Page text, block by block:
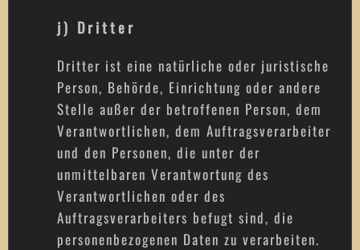
j) Dritter
Dritter ist eine natürliche oder juristische
Person, Behörde, Einrichtung oder andere
Stelle außer der betroffenen Person, dem
Verantwortlichen, dem Auftragsverarbeiter
und den Personen, die unter der
unmittelbaren Verantwortung des
Verantwortlichen oder des
Auftragsverarbeiters befugt sind, die
personenbezogenen Daten zu verarbeiten.